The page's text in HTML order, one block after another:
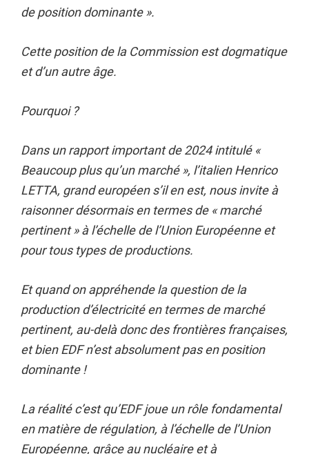
de position dominante ».
Cette position de la Commission est dogmatique
et d’un autre âge.
Pourquoi ?
Dans un rapport important de 2024 intitulé «
Beaucoup plus qu’un marché », l’italien Henrico
LETTA, grand européen s’il en est, nous invite à
raisonner désormais en termes de « marché
pertinent » à l’échelle de l’Union Européenne et
pour tous types de productions.
Et quand on appréhende la question de la
production d’électricité en termes de marché
pertinent, au-delà donc des frontières françaises,
et bien EDF n’est absolument pas en position
dominante !
La réalité c’est qu’EDF joue un rôle fondamental
en matière de régulation, à l’échelle de l’Union
Européenne, grâce au nucléaire et à